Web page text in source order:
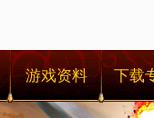
游戏资料 下载